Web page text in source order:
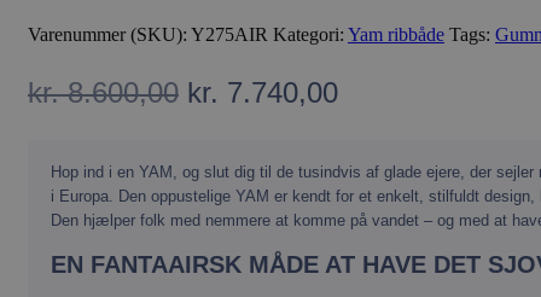
Varenummer (SKU): Y275AIR Kategori: Yam ribbåde Tags:
kr.8.600,00 Den
pris
var:
kr. 8.600,00.
kr. 7.740,00Den
pris
er:
kr. 7.740,00.
Hop ind i en YAM, og slut dig til de tusindvis af glade ejere, der
i Europa. Den oppustelige YAM er kendt for et enkelt, stilfuldt
Den hjælper folk med nemmere at komme på vandet – og med at
EN FANTAAIRSK MÅDE AT HAVE DET